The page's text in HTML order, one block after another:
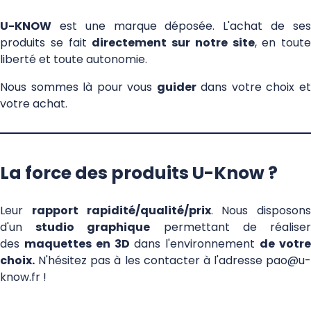
U-KNOW est une marque déposée. L'achat de ses
produits se fait directement sur notre site, en toute
liberté et toute autonomie.
Nous sommes là pour vous guiderdans votre choix et
votre achat.
La force des produits U-Know ?
Leur rapport rapidité/qualité/prix. Nous disposons
d'unstudio graphique permettant de réaliser
des maquettes en 3D dans l'environnement de votre
choix. N'hésitez pas à les contacter à l'adresse pao@u-
know.fr !